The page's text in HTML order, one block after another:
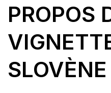
PROPOS
SLOVÈNE